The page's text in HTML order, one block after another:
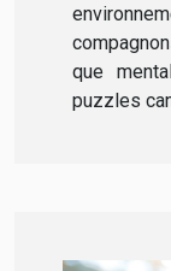
que
puzzles